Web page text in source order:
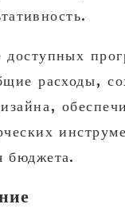
доступных
расходы,
бюджета.